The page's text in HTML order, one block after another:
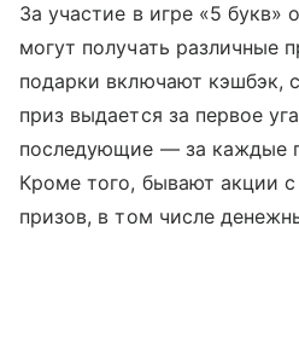
За участие в игре «5 букв»
могут получать различные
подарки включают кэшбэк,
приз выдается за первое
последующие — за каждые
Кроме того, бывают акции
призов, в том числе